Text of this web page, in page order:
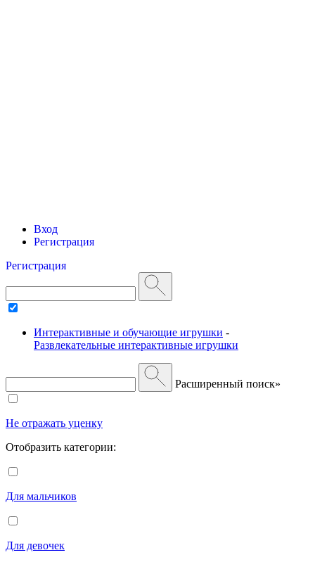
Вход
Регистрация
Регистрация
Интерактивные и обучающие игрушки -
Развлекательные интерактивные игрушки
Расширенный поиск»
Не отражать уценку
Отобразить категории:
Для мальчиков
Для девочек